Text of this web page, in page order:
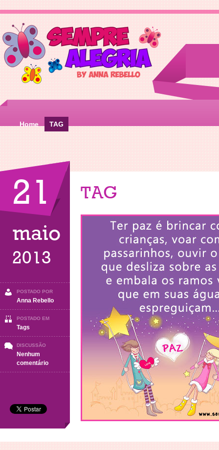
Home TAG
21
maio
2013
POSTADO POR
Anna Rebello
POSTADO EM
Tags
DISCUSSÃO
Nenhum
comentárioem
TAG
TAG